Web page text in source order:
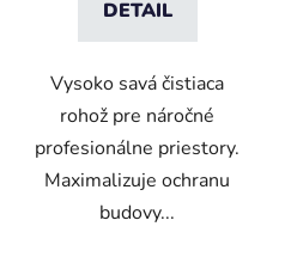
DETAIL
Vysoko savá čistiaca
rohož pre náročné
profesionálne priestory.
Maximalizuje ochranu
budovy...